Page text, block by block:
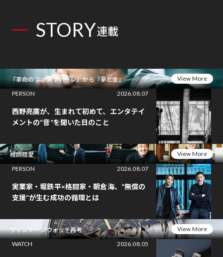
STORY連載
『革命のファンファーレ』から『夢と金』
View More
PERSON
2026.08.07
西野亮廣が、生まれて初めて、エンタテイ
メントの“音”を聞いた日のこと
相師相愛
View More
PERSON
2026.08.07
実業家・堀鉄平×格闘家・朝倉海、“無償の
支援”が生む成功の循環とは
ヴィンテージウォッチ再考
View More
WATCH
2026.08.05